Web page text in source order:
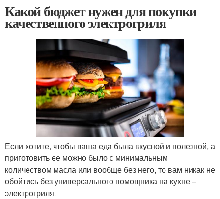
Какой бюджет нужен для покупки
качественного электрогриля
Если хотите, чтобы ваша еда была вкусной и полезной, а
приготовить ее можно было с минимальным
количеством масла или вообще без него, то вам никак не
обойтись без универсального помощника на кухне –
электрогриля.